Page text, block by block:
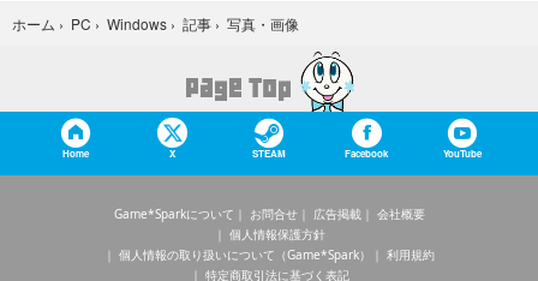
ホーム › PC › Windows › 記事 › 写真・画像
Home X STEAM Facebook YouTube
Game*Sparkについて お問合せ 広告掲載
会社概要
個人情報保護方針
個人情報の取り扱いについて（Game*Spark）
利用規約
特定商取引法に基づく表記